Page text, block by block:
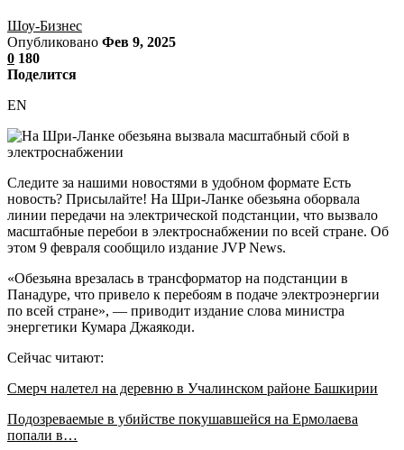
Шоу-Бизнес
Опубликовано Фев 9, 2025
0 180
Поделится
EN
Следите за нашими новостями в удобном формате Есть
новость? Присылайте! На Шри-Ланке обезьяна оборвала
линии передачи на электрической подстанции, что вызвало
масштабные перебои в электроснабжении по всей стране. Об
этом 9 февраля сообщило издание JVP News.
«Обезьяна врезалась в трансформатор на подстанции в
Панадуре, что привело к перебоям в подаче электроэнергии
по всей стране», — приводит издание слова министра
энергетики Кумара Джаякоди.
Сейчас читают:
Смерч налетел на деревню в Учалинском районе Башкирии
Подозреваемые в убийстве покушавшейся на Ермолаева
попали в…